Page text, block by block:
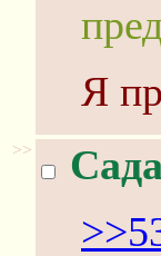
Я
>>